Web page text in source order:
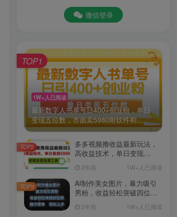
微信登录
1W+人已阅读
最新数字人书单号日400+创业粉，单日
变现五位数，市面卖5980附软件和...
TOP1
多多视频撸收益最新玩法，
高收益技术，单日变现
2年前 1W+人已阅读
TOP2
AI制作美女图片，暴力吸引
男粉，收益轻松突破四位
2年前 1W+人已阅读
TOP3